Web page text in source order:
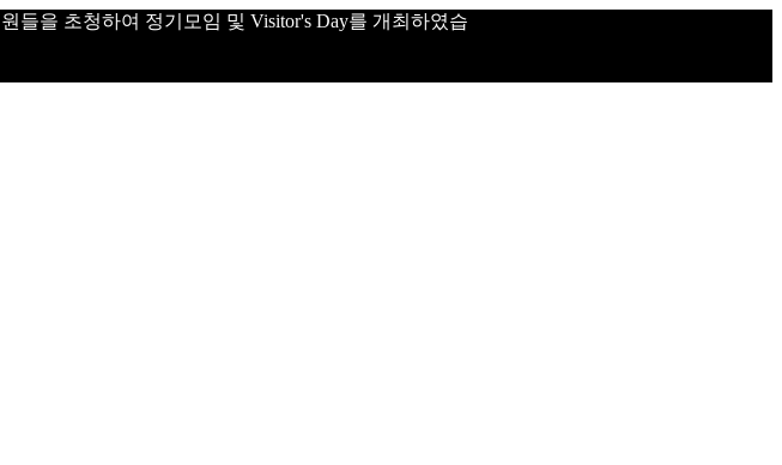
들을 초청하여 정기모임 및 Visitor's Day를 개최하였습